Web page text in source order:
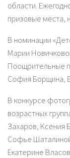
области.
призовые места,
В номинации
Марии
Поощрительные
София Борщина,
В конкурсе
возрастных
Захаров, Ксения
Софье
Екатерине